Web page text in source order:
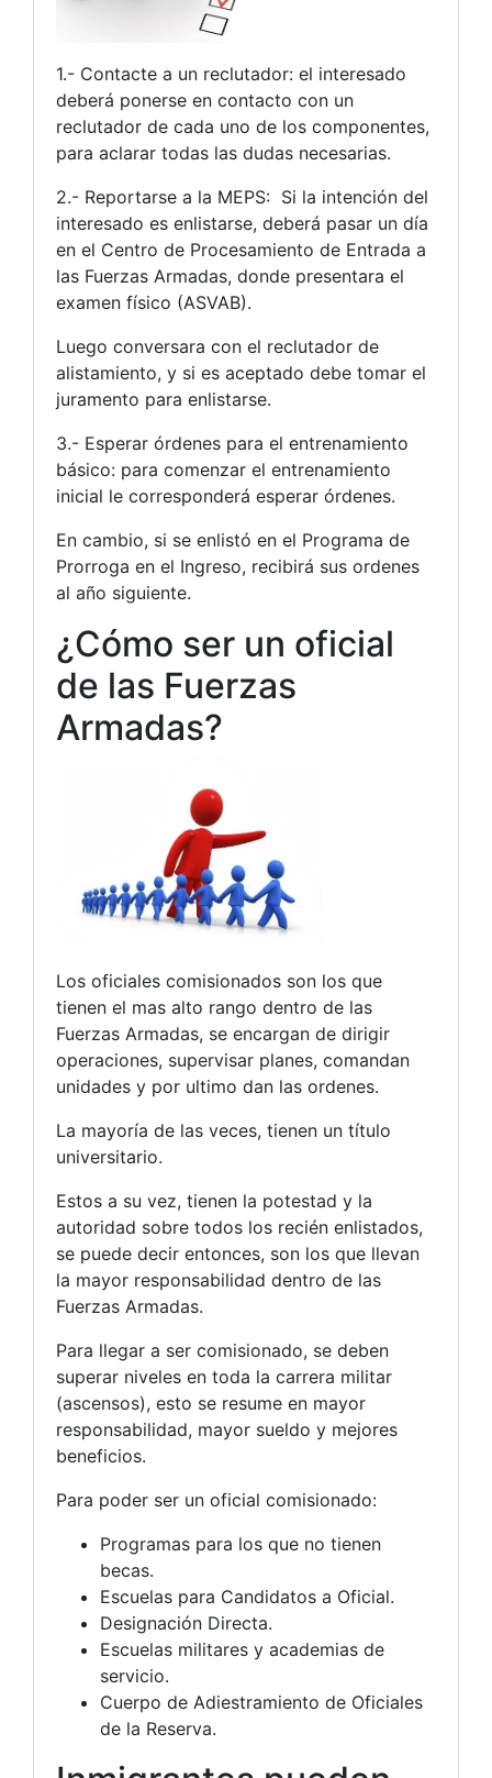
1.- Contacte a un reclutador: el interesado
deberá ponerse en contacto con un
reclutador de cada uno de los componentes,
para aclarar todas las dudas necesarias.
2.- Reportarse a la MEPS: Si la intención del
interesado es enlistarse, deberá pasar un día
en el Centro de Procesamiento de Entrada a
las Fuerzas Armadas, donde presentara el
examen físico (ASVAB).
Luego conversara con el reclutador de
alistamiento, y si es aceptado debe tomar el
juramento para enlistarse.
3.- Esperar órdenes para el entrenamiento
básico: para comenzar el entrenamiento
inicial le corresponderá esperar órdenes.
En cambio, si se enlistó en el Programa de
Prorroga en el Ingreso, recibirá sus ordenes
al año siguiente.
¿Cómo ser un oficial
de las Fuerzas
Armadas?
Los oficiales comisionados son los que
tienen el mas alto rango dentro de las
Fuerzas Armadas, se encargan de dirigir
operaciones, supervisar planes, comandan
unidades y por ultimo dan las ordenes.
La mayoría de las veces, tienen un título
universitario.
Estos a su vez, tienen la potestad y la
autoridad sobre todos los recién enlistados,
se puede decir entonces, son los que llevan
la mayor responsabilidad dentro de las
Fuerzas Armadas.
Para llegar a ser comisionado, se deben
superar niveles en toda la carrera militar
(ascensos), esto se resume en mayor
responsabilidad, mayor sueldo y mejores
beneficios.
Para poder ser un oficial comisionado:
Programas para los que no tienen
becas.
Escuelas para Candidatos a Oficial.
Designación Directa.
Escuelas militares y academias de
servicio.
Cuerpo de Adiestramiento de Oficiales
de la Reserva.